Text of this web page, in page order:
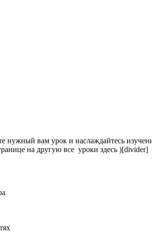
вам урок и наслаждайтесь
на другую все уроки здесь )[divider]